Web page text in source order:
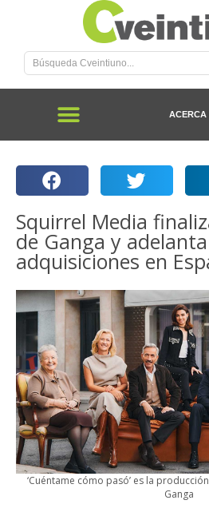
ACERCA
Squirrel Media
de Ganga y
adquisiciones en
‘Cuéntame cómo pasó’ es la
Ganga